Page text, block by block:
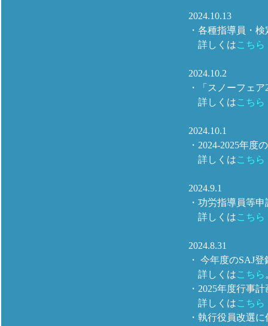
2024.10.13
・各種指導員・
詳しくはこちら
2024.10.2
・「スノーフェ
詳しくはこちら
2024.10.1
・2024-2025年
詳しくはこちら
2024.9.1
・功労指導員等
詳しくはこちら
2024.8.31
・ 今年度のSAJ
詳しくはこちら
・2025年度行事
詳しくはこちら
・執行役員改選